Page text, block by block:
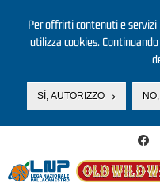
Per offrirti contenuti e
utilizza cookies.
SÌ, AUTORIZZO